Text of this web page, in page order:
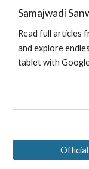
Samajwadi
Read full articles
and explore
tablet with